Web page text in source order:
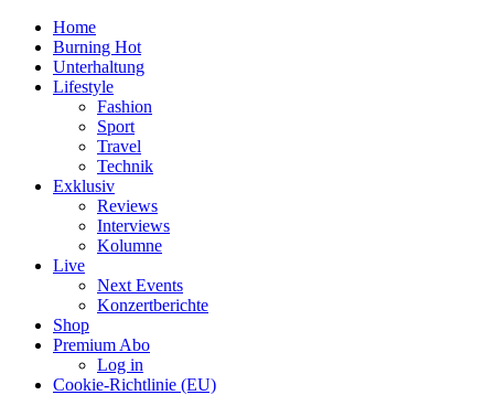
Home
Burning Hot
Unterhaltung
Lifestyle
Fashion
Sport
Travel
Technik
Exklusiv
Reviews
Interviews
Kolumne
Live
Next Events
Konzertberichte
Shop
Premium Abo
Log in
Cookie-Richtlinie (EU)